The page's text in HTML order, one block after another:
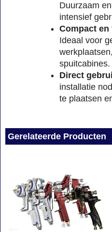
Duurzaam
intensief
Compact en
Ideaal voor
spuitcabines.
Direct
installatie
te plaatsen
Gerelateerde Producten